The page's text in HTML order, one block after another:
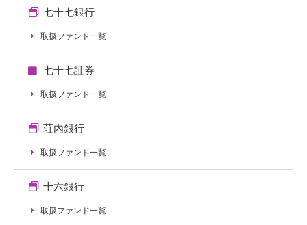
七十七銀行
取扱ファンド一覧
七十七証券
取扱ファンド一覧
荘内銀行
取扱ファンド一覧
十六銀行
取扱ファンド一覧